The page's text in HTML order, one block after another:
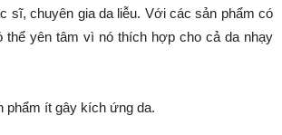
sĩ, chuyên gia da liễu. Với các sản phẩm có
thể yên tâm vì nó thích hợp cho cả da nhạy
phẩm ít gây kích ứng da.